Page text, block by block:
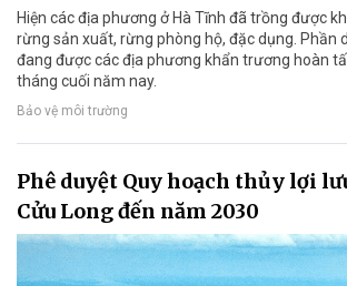
Hiện các địa phương ở Hà Tĩnh đã trồng được
rừng sản xuất, rừng phòng hộ, đặc dụng. Phần
đang được các địa phương khẩn trương hoàn
tháng cuối năm nay.
Bảo vệ môi trường
Phê duyệt Quy hoạch thủy lợi
Cửu Long đến năm 2030